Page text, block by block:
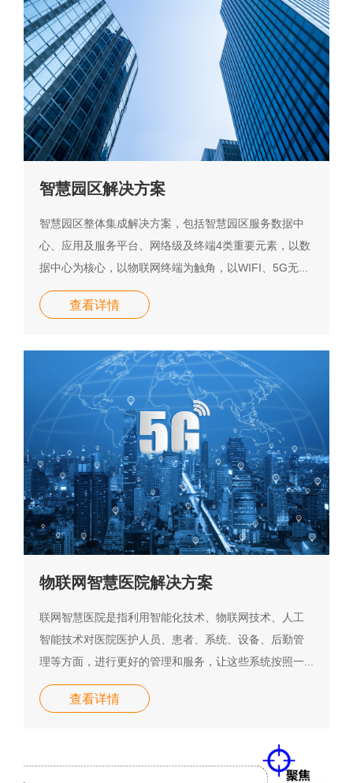
智慧园区解决方案
智慧园区整体集成解决方案，包括智慧园区服务数据中
心、应用及服务平台、网络级及终端4类重要元素，以数
据中心为核心，以物联网终端为触角，以WIFI、5G无...
查看详情
物联网智慧医院解决方案
联网智慧医院是指利用智能化技术、物联网技术、人工
智能技术对医院医护人员、患者、系统、设备、后勤管
理等方面，进行更好的管理和服务，让这些系统按照一...
查看详情